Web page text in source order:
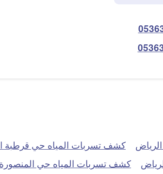
كشف تسربات المياه حي قرطبة
كشف تسربات المياه حي